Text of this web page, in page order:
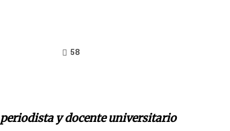
58
periodista y docente universitario